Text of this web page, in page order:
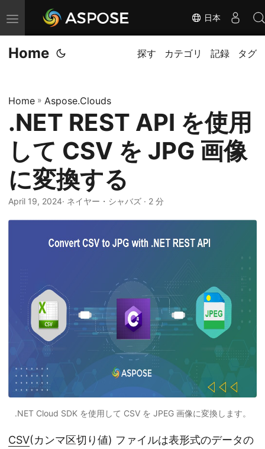
ナ
ビ
ゲ
ョ
ン
切
り
替
え
日本
Home 探す カテゴリ 記録 タグ
Home » Aspose.Clouds
.NET REST API を使用
して CSV を JPG 画像
に変換する
April 19, 2024· ネイヤー・シャバズ · 2 分
.NET Cloud SDK を使用して CSV を JPEG 画像に変換します。
CSV(カンマ区切り値) ファイルは表形式のデータの